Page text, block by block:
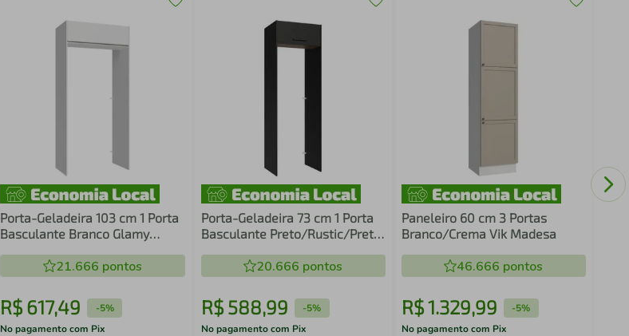
Porta-Geladeira 103 cm 1 Porta
Basculante Branco Glamy
21.666 pontos
R$617,49 -5%
No pagamento com Pix
Porta-Geladeira 73 cm 1 Porta
Basculante Preto/Rustic/Preto
20.666 pontos
R$ 588,99 -5%
No pagamento com Pix
Paneleiro 60 cm 3 Portas
Branco/Crema Vik Madesa
46.666 pontos
R$1.329,99 -5%
No pagamento com Pix